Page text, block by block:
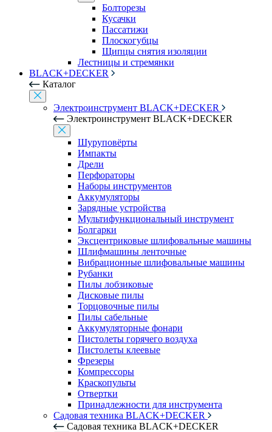
Болторезы
Кусачки
Пассатижи
Плоскогубцы
Щипцы снятия изоляции
Лестницы и стремянки
BLACK+DECKER
Каталог
Электроинструмент BLACK+DECKER
Электроинструмент BLACK+DECKER
Шуруповёрты
Импакты
Дрели
Перфораторы
Наборы инструментов
Аккумуляторы
Зарядные устройства
Мультифункциональный инструмент
Болгарки
Эксцентриковые шлифовальные машины
Шлифмашины ленточные
Вибрационные шлифовальные машины
Рубанки
Пилы лобзиковые
Дисковые пилы
Торцовочные пилы
Пилы сабельные
Аккумуляторные фонари
Пистолеты горячего воздуха
Пистолеты клеевые
Фрезеры
Компрессоры
Краскопульты
Отвертки
Принадлежности для инструмента
Садовая техника BLACK+DECKER
Садовая техника BLACK+DECKER